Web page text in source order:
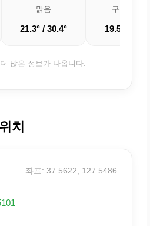
맑음
21.3° / 30.4°
구름 조금
19.5° /
많은 정보가 나옵니다.
치
좌표: 37.5622, 127.5486